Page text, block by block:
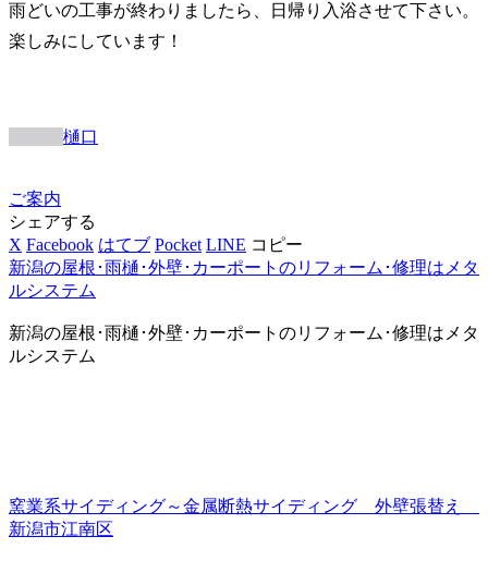
雨どいの工事が終わりましたら、日帰り入浴させて下さい。
楽しみにしています！
樋口
ご案内
シェアする
X Facebook はてブ Pocket LINE コピー
新潟の屋根･雨樋･外壁･カーポートのリフォーム･修理はメタ
ルシステム
新潟の屋根･雨樋･外壁･カーポートのリフォーム･修理はメタ
ルシステム
窯業系サイディング～金属断熱サイディング 外壁張替え
新潟市江南区